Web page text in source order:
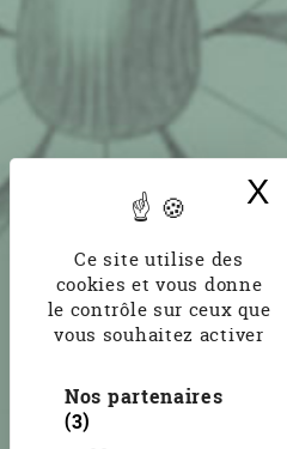
Ce site utilise des
cookies et vous donne
le contrôle sur ceux que
vous souhaitez activer
Nos partenaires
(3)
X